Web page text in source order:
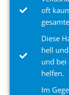
oft
Diese
hell
und bei
helfen.
Im